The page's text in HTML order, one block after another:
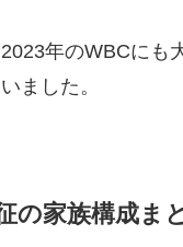
年のWBCにも
ました。
の家族構成ま